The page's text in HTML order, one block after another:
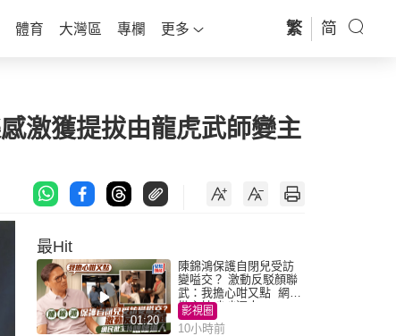
體育 大灣區 專欄 更多 繁 简
激獲提拔由龍虎武師變主
最Hit
01:20
陳錦鴻保護自閉兒受訪
變嗌交？ 激動反駁顏聯
武：我擔心咁又點 網民
批主持咄咄逼人
影視圈
10小時前